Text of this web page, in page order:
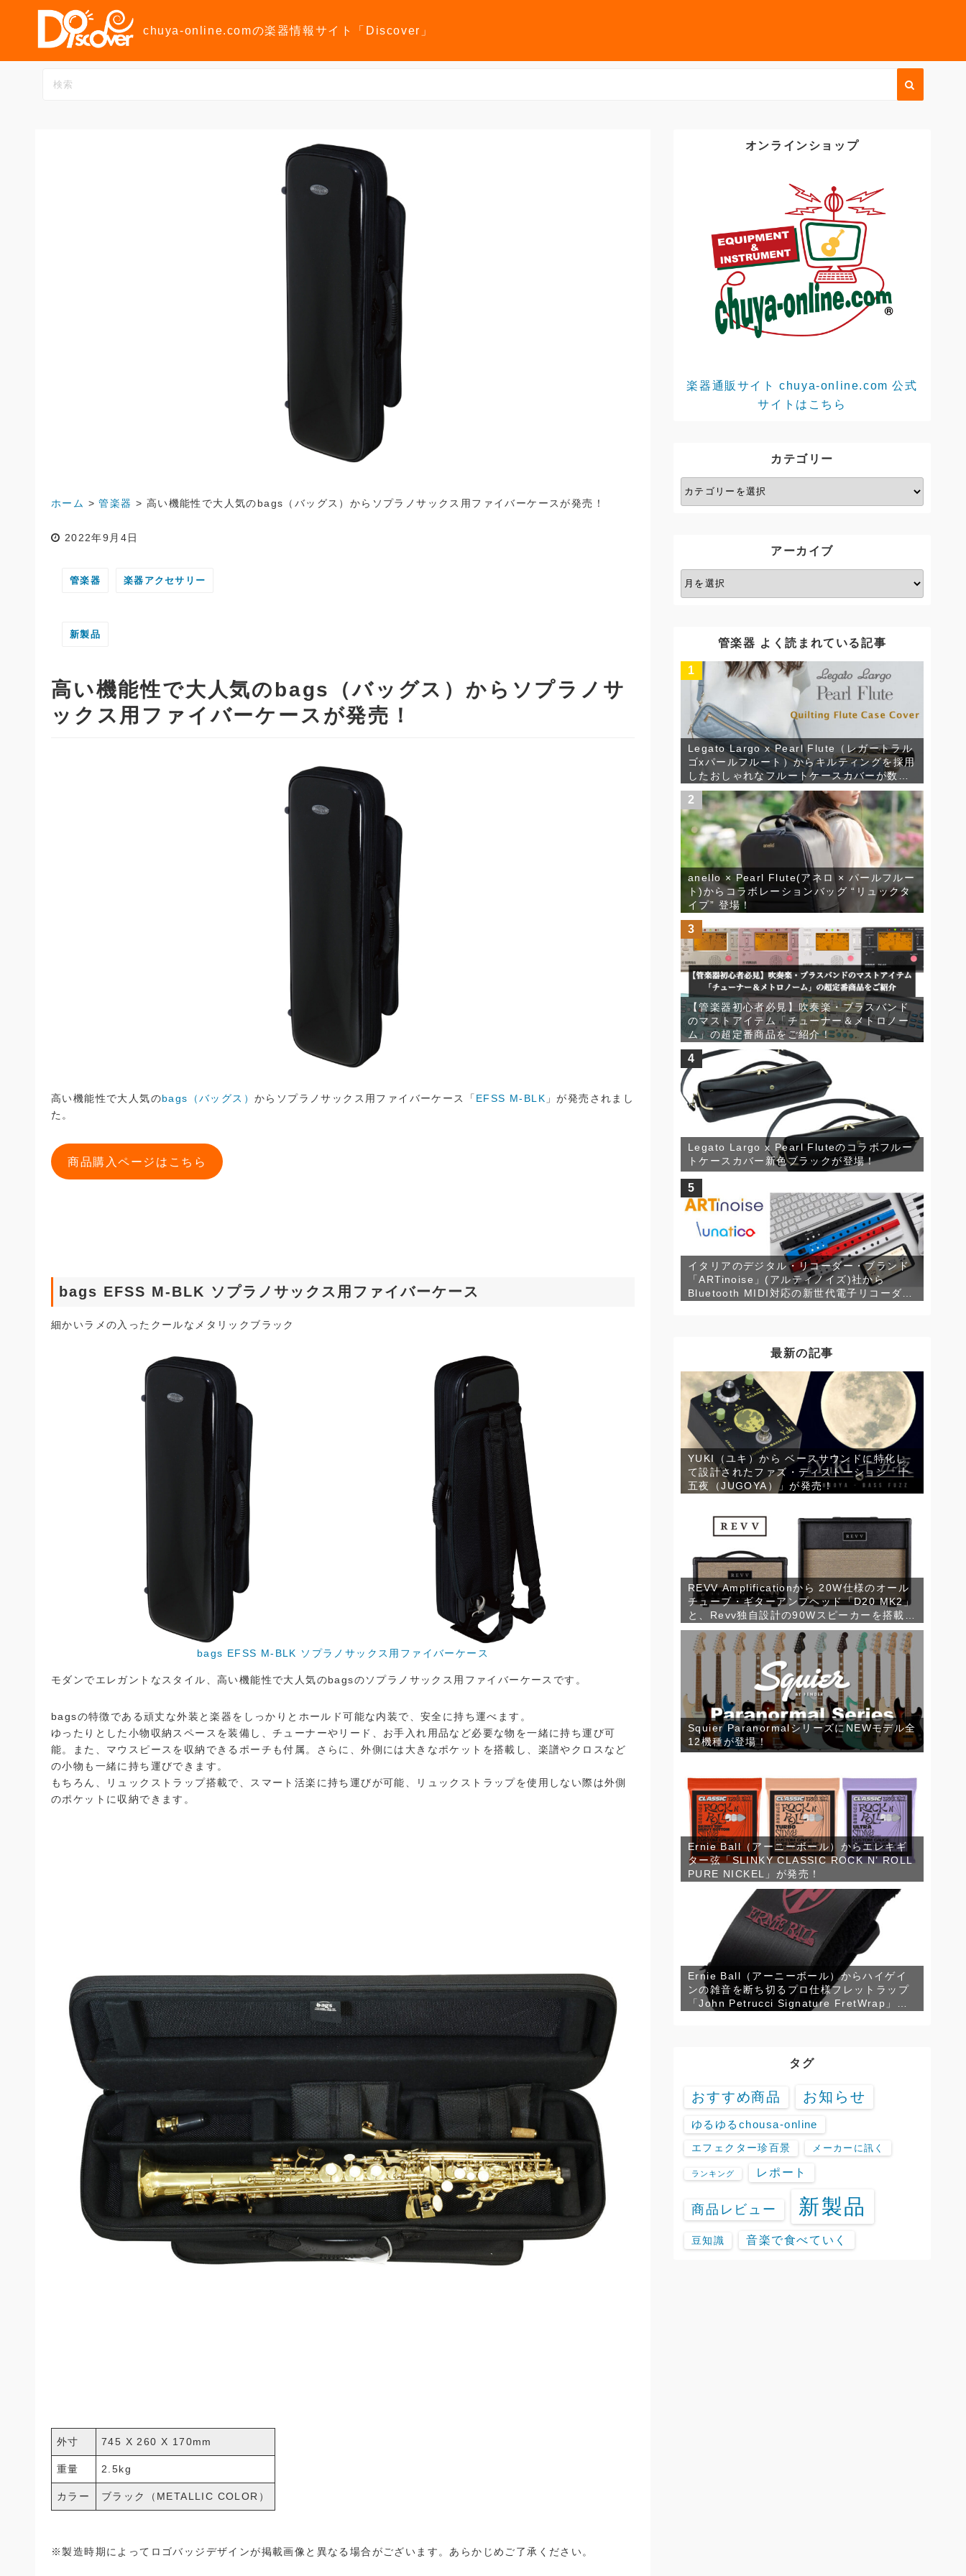
ン
chuya-online.comの楽器情報サイト「Discover」
ホーム >管楽器 > 高い機能性で大人気のbags（バッグス）からソプラノサックス用ファイバーケースが発売！
2022年9月4日
管楽器 楽器アクセサリー
新製品
高い機能性で大人気のbags（バッグス）からソプラノサ
ックス用ファイバーケースが発売！
高い機能性で大人気のbags（バッグス） からソプラノサックス用ファイバーケース「 EFSS M-BLK 」が発売されまし
た。
商品購入ページはこちら
bags EFSS M-BLK ソプラノサックス用ファイバーケース
細かいラメの入ったクールなメタリックブラック
bags EFSS M-BLK ソプラノサックス用ファイバーケース
モダンでエレガントなスタイル、高い機能性で大人気のbagsのソプラノサックス用ファイバーケースです。
bagsの特徴である頑丈な外装と楽器をしっかりとホールド可能な内装で、安全に持ち運べます。
ゆったりとした小物収納スペースを装備し、チューナーやリード、お手入れ用品など必要な物を一緒に持ち運び可
能。また、マウスピースを収納できるポーチも付属。さらに、外側には大きなポケットを搭載し、楽譜やクロスなど
の小物も一緒に持ち運びできます。
もちろん、リュックストラップ搭載で、スマート活楽に持ち運びが可能、リュックストラップを使用しない際は外側
のポケットに収納できます。
外寸 745 X 260 X 170mm
重量 2.5kg
カラー ブラック（METALLIC COLOR）
※製造時期によってロゴバッジデザインが掲載画像と異なる場合がございます。あらかじめご了承ください。
オンラインショップ
楽器通販サイト chuya-online.com 公式
サイトはこちら
カテゴリー
カ
テ
アーカイブ
ア
ー
管楽器 よく読まれている記事
1
Legato Largo x Pearl Flute（レガートラル
ゴxパールフルート）からキルティングを採用
したおしゃれなフルートケースカバーが数量
限定で発売！
2
anello × Pearl Flute(アネロ × パールフルー
ト)からコラボレーションバッグ “リュックタ
イプ” 登場！
3
【管楽器初心者必見】吹奏楽・ブラスバンド
のマストアイテム「チューナー＆メトロノー
ム」の超定番商品をご紹介！
4
Legato Largo x Pearl Fluteのコラボフルー
トケースカバー新色ブラックが登場！
5
イタリアのデジタル・リコーダー・ブランド
「ARTinoise」(アルティノイズ)社から
Bluetooth MIDI対応の新世代電子リコーダー
最新の記事
YUKI（ユキ）から ベースサウンドに特化し
て設計されたファズ・ディストーション「十
五夜（JUGOYA）」が発売！
REVV Amplificationから 20W仕様のオール
チューブ・ギターアンプヘッド「D20 MK2」
と、Revv独自設計の90Wスピーカーを搭載し
たコンパクトなギターキャビネット「1×12
RV90」が発売！
Squier ParanormalシリーズにNEWモデル全
12機種が登場！
Ernie Ball（アーニーボール）からエレキギ
ター弦「SLINKY CLASSIC ROCK N’ ROLL
PURE NICKEL」が発売！
Ernie Ball（アーニーボール）からハイゲイ
ンの雑音を断ち切るプロ仕様フレットラップ
「John Petrucci Signature FretWrap」が
タグ
おすすめ商品 お知らせ
ゆるゆるchousa-online
エフェクター珍百景 メーカーに訊く
ランキング レポート
商品レビュー 新製品
豆知識 音楽で食べていく